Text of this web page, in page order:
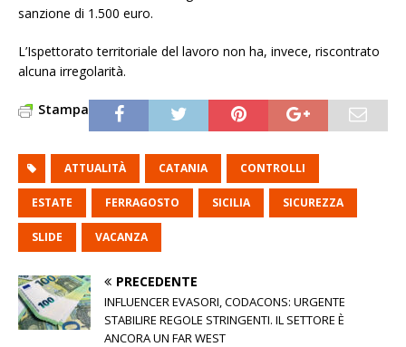
sanzione di 1.500 euro.
L’Ispettorato territoriale del lavoro non ha, invece, riscontrato
alcuna irregolarità.
Stampa
ATTUALITÀ CATANIA CONTROLLI
ESTATE FERRAGOSTO SICILIA SICUREZZA
SLIDE VACANZA
PRECEDENTE
INFLUENCER EVASORI, CODACONS: URGENTE
STABILIRE REGOLE STRINGENTI. IL SETTORE È
ANCORA UN FAR WEST